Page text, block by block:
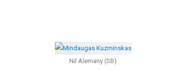
Nil Alemany (SB)